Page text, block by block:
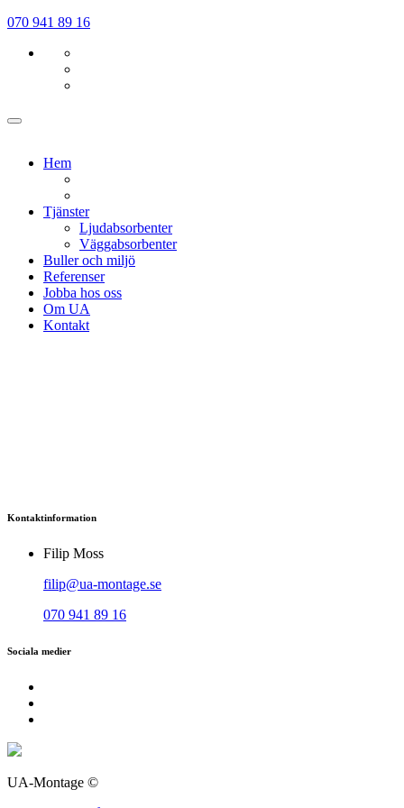
070 941 89 16
Hem
Tjänster
Ljudabsorbenter
Väggabsorbenter
Buller och miljö
Referenser
Jobba hos oss
Om UA
Kontakt
Kontaktinformation
Filip Moss
filip@ua-montage.se
070 941 89 16
Sociala medier
UA-Montage ©